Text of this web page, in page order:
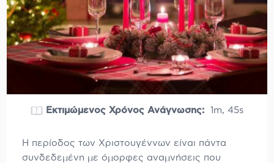
Εκτιμώμενος Χρόνος Ανάγνωσης: 1m, 45s
Η περίοδος των Χριστουγέννων είναι πάντα
συνδεδεμένη με όμορφες αναμνήσεις που